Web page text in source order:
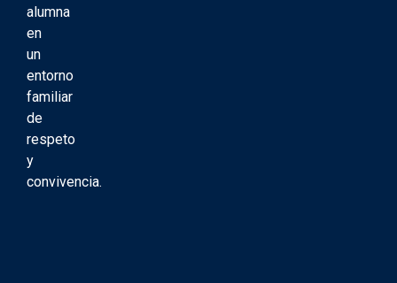
alumna
en
un
entorno
familiar
de
respeto
y
convivencia.